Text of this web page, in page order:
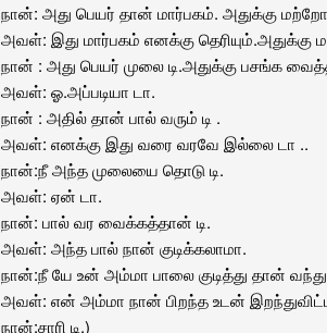
நான்: அது பெயர் தான் மார்பகம். அதுக்கு
அவள்: இது மார்பகம் எனக்கு தெரியும்.அதுக்கு
நான் : அது பெயர் முலை டி.அதுக்கு பசங்க
அவள்: ஓ.அப்படியா டா.
நான் : அதில் தான் பால் வரும் டி .
அவள்: எனக்கு இது வரை வரவே இல்லை டா ..
நான்:நீ அந்த முலையை தொடு டி.
அவள்: ஏன் டா.
நான்: பால் வர வைக்கத்தான் டி.
அவள்: அந்த பால் நான் குடிக்கலாமா.
நான்:நீ யே உன் அம்மா பாலை குடித்து தான்
அவள்: என் அம்மா நான் பிறந்த உடன்
நான்:சாரி டி.)